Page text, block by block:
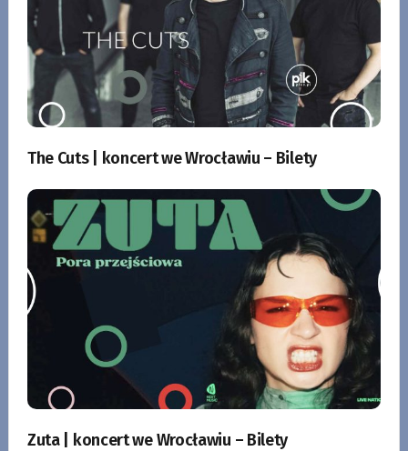
The Cuts | koncert we Wrocławiu – Bilety
Zuta | koncert we Wrocławiu – Bilety